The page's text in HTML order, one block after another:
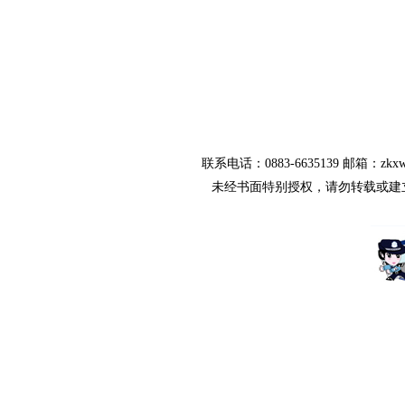
联系电话：0883-6635139 邮箱：
未经书面特别授权，请勿转载或建